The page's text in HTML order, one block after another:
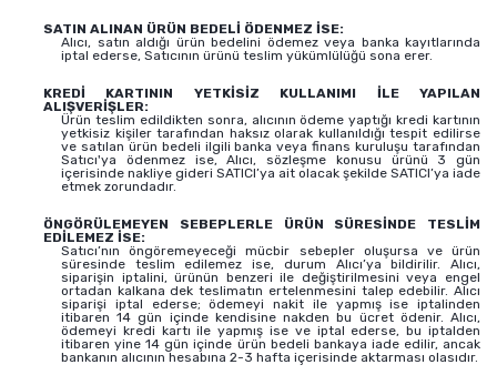
SATIN ALINAN ÜRÜN BEDELİ ÖDENMEZ İSE:
Alıcı, satın aldığı ürün bedelini ödemez veya banka kayıtlarında
iptal ederse, Satıcının ürünü teslim yükümlülüğü sona erer.
KREDİ KARTININ YETKİSİZ KULLANIMI İLE YAPILAN
ALIŞVERİŞLER:
Ürün teslim edildikten sonra, alıcının ödeme yaptığı kredi kartının
yetkisiz kişiler tarafından haksız olarak kullanıldığı tespit edilirse
ve satılan ürün bedeli ilgili banka veya finans kuruluşu tarafından
Satıcı'ya ödenmez ise, Alıcı, sözleşme konusu ürünü 3 gün
içerisinde nakliye gideri SATICI’ya ait olacak şekilde SATICI’ya iade
etmek zorundadır.
ÖNGÖRÜLEMEYEN SEBEPLERLE ÜRÜN SÜRESİNDE TESLİM
EDİLEMEZ İSE:
Satıcı’nın öngöremeyeceği mücbir sebepler oluşursa ve ürün
süresinde teslim edilemez ise, durum Alıcı’ya bildirilir. Alıcı,
siparişin iptalini, ürünün benzeri ile değiştirilmesini veya engel
ortadan kalkana dek teslimatın ertelenmesini talep edebilir. Alıcı
siparişi iptal ederse; ödemeyi nakit ile yapmış ise iptalinden
itibaren 14 gün içinde kendisine nakden bu ücret ödenir. Alıcı,
ödemeyi kredi kartı ile yapmış ise ve iptal ederse, bu iptalden
itibaren yine 14 gün içinde ürün bedeli bankaya iade edilir, ancak
bankanın alıcının hesabına 2-3 hafta içerisinde aktarması olasıdır.